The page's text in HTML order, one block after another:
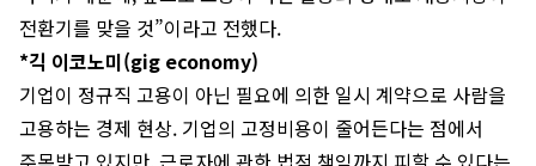
전환기를 맞을 것”이라고 전했다.
*긱 이코노미(gig economy)
기업이 정규직 고용이 아닌 필요에 의한 일시 계약으로 사람을
고용하는 경제 현상. 기업의 고정비용이 줄어든다는 점에서